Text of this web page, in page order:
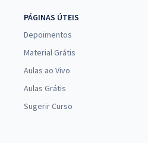
PÁGINAS ÚTEIS
Depoimentos
Material Grátis
Aulas ao Vivo
Aulas Grátis
Sugerir Curso